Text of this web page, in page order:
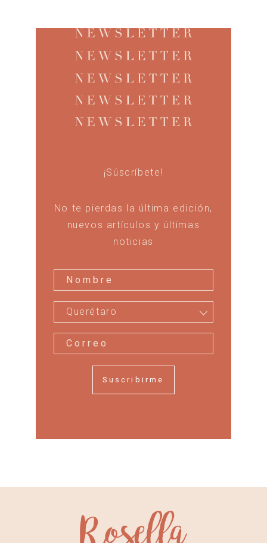
¡Súscríbete!
No te pierdas la última edición,
nuevos artículos y últimas
noticias
Querétaro
Suscribirme